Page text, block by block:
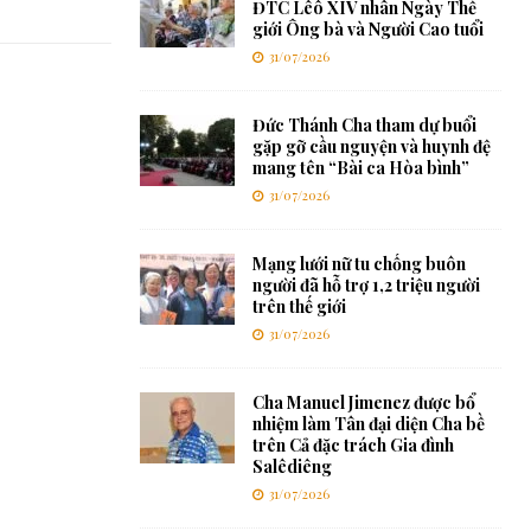
ĐTC Lêô XIV nhân Ngày Thế
giới Ông bà và Người Cao tuổi
31/07/2026
Đức Thánh Cha tham dự buổi
gặp gỡ cầu nguyện và huynh đệ
mang tên “Bài ca Hòa bình”
31/07/2026
Mạng lưới nữ tu chống buôn
người đã hỗ trợ 1,2 triệu người
trên thế giới
31/07/2026
Cha Manuel Jimenez được bổ
nhiệm làm Tân đại diện Cha bề
trên Cả đặc trách Gia đình
Salêdiêng
31/07/2026